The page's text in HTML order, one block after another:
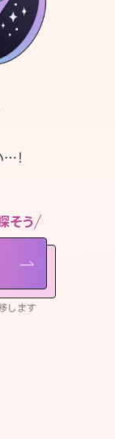
！
そう
します